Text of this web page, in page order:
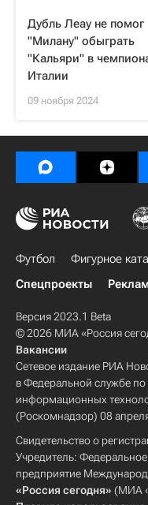
Дубль Леау не помог
"Милану" обыграть
"Кальяри" в
Италии
09 ноября 2024
Футбол Фигурное
Спецпроекты
Версия 2023.1 Beta
© 2026 МИА «Россия
Вакансии
Сетевое издание РИА
в Федеральной службе по
информационных
(Роскомнадзор) 08
Свидетельство о
Учредитель:
предприятие
«Россия сегодня» (МИА